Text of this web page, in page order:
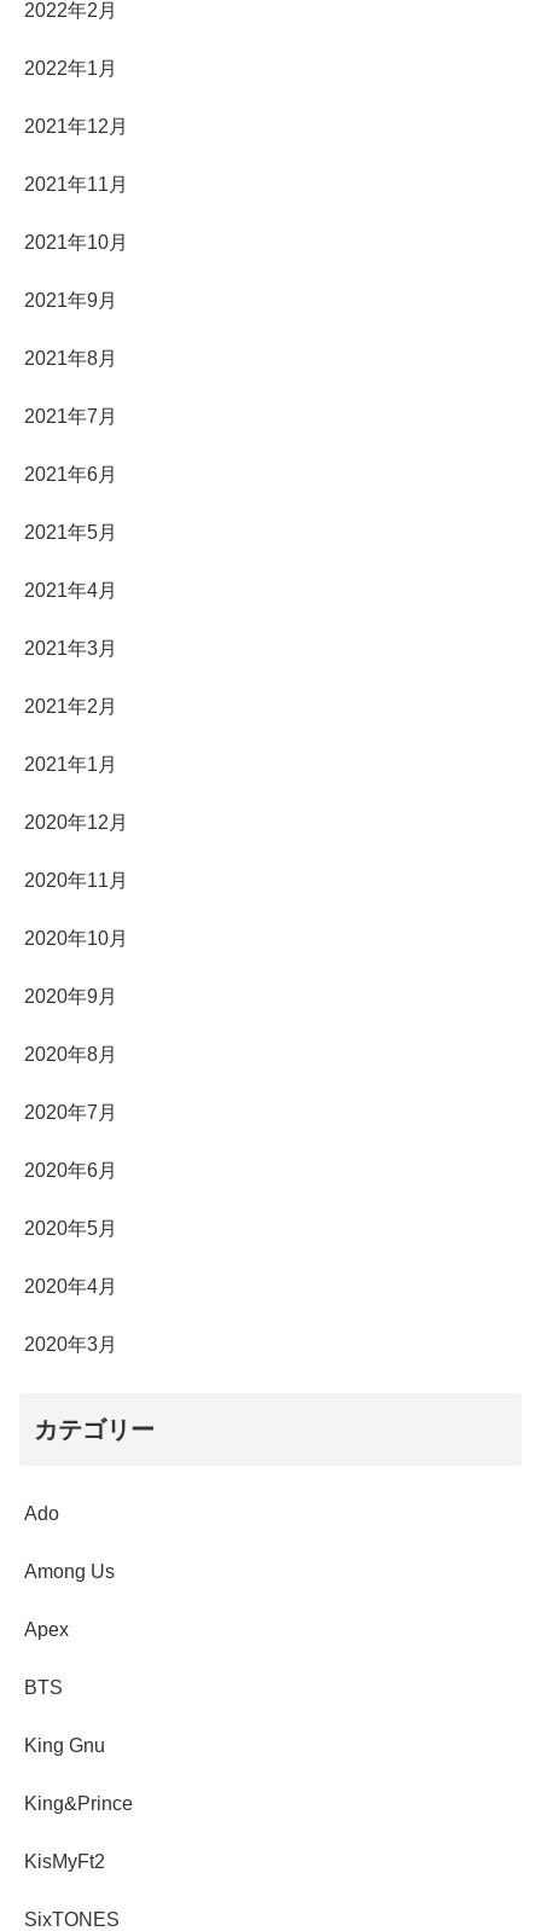
2022年2月
2022年1月
2021年12月
2021年11月
2021年10月
2021年9月
2021年8月
2021年7月
2021年6月
2021年5月
2021年4月
2021年3月
2021年2月
2021年1月
2020年12月
2020年11月
2020年10月
2020年9月
2020年8月
2020年7月
2020年6月
2020年5月
2020年4月
2020年3月
カテゴリー
Ado
Among Us
Apex
BTS
King Gnu
King&Prince
KisMyFt2
SixTONES